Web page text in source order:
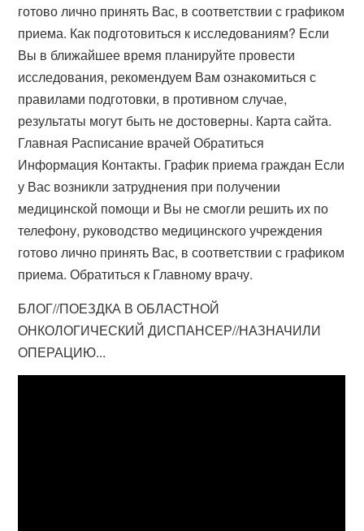
готово лично принять Вас, в соответствии с графиком
приема. Как подготовиться к исследованиям? Если
Вы в ближайшее время планируйте провести
исследования, рекомендуем Вам ознакомиться с
правилами подготовки, в противном случае,
результаты могут быть не достоверны. Карта сайта.
Главная Расписание врачей Обратиться
Информация Контакты. График приема граждан Если
у Вас возникли затруднения при получении
медицинской помощи и Вы не смогли решить их по
телефону, руководство медицинского учреждения
готово лично принять Вас, в соответствии с графиком
приема. Обратиться к Главному врачу.
БЛОГ//ПОЕЗДКА В ОБЛАСТНОЙ
ОНКОЛОГИЧЕСКИЙ ДИСПАНСЕР//НАЗНАЧИЛИ
ОПЕРАЦИЮ...